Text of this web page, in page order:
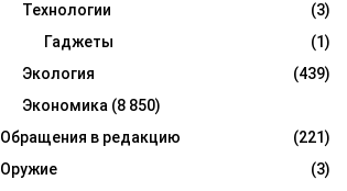
Технологии
(3)
Гаджеты
(1)
Экология
(439)
Экономика (8 850)
Обращения в редакцию
(221)
Оружие
(3)